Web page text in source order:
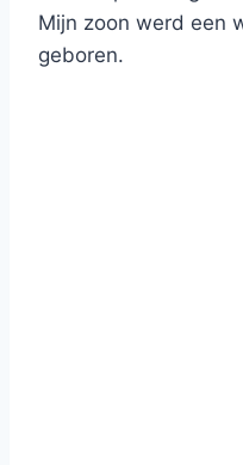
Mijn zoon werd een
geboren.